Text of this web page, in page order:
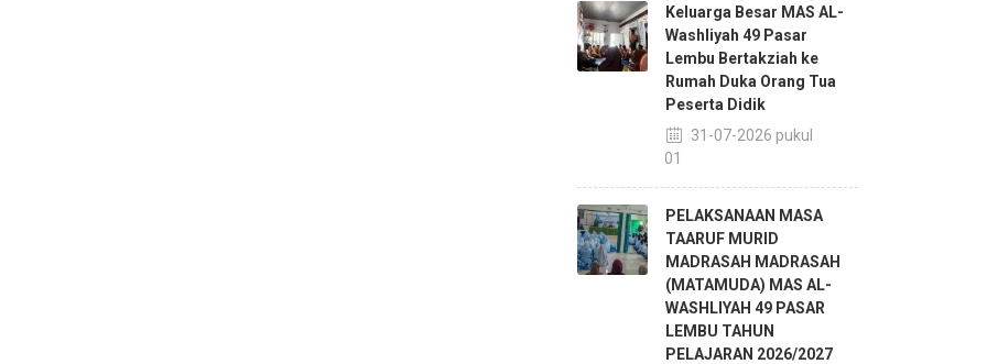
Keluarga Besar MAS AL-
Washliyah 49 Pasar
Lembu Bertakziah ke
Rumah Duka Orang Tua
Peserta Didik
31-07-2026 pukul
21:01
PELAKSANAAN MASA
TAARUF MURID
MADRASAH MADRASAH
(MATAMUDA) MAS AL-
WASHLIYAH 49 PASAR
LEMBU TAHUN
PELAJARAN 2026/2027